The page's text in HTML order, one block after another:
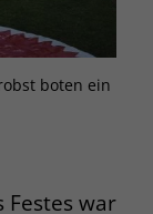
boten ein
Festes war
bei
speichern.
Besuchen
werden.